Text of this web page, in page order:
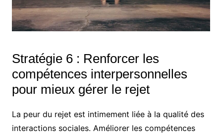
Stratégie 6 : Renforcer les
compétences interpersonnelles
pour mieux gérer le rejet
La peur du rejet est intimement liée à la qualité des
interactions sociales. Améliorer les compétences